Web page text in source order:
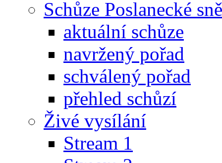
Schůze Poslanecké
aktuální schůze
navržený pořad
schválený pořad
přehled schůzí
Živé vysílání
Stream 1